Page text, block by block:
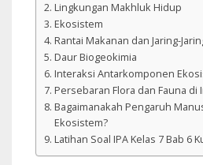
Lingkungan Makhluk Hidup
Ekosistem
Rantai Makanan dan Jaring-
Daur Biogeokimia
Interaksi Antarkomponen
Persebaran Flora dan Fauna di
Bagaimanakah Pengaruh
Ekosistem?
Latihan Soal IPA Kelas 7 Bab 6